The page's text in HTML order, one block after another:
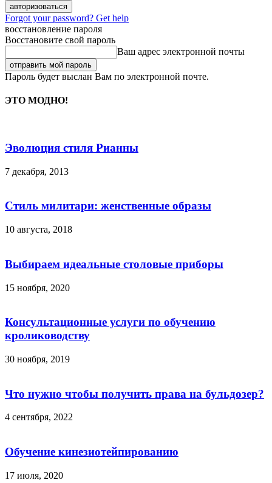
Forgot your password? Get help
восстановление пароля
Восстановите свой пароль
Ваш адрес электронной почты
Пароль будет выслан Вам по электронной почте.
ЭТО МОДНО!
Эволюция стиля Рианны
7 декабря, 2013
Стиль милитари: женственные образы
10 августа, 2018
Выбираем идеальные столовые приборы
15 ноября, 2020
Консультационные услуги по обучению
кролиководству
30 ноября, 2019
Что нужно чтобы получить права на бульдозер?
4 сентября, 2022
Обучение кинезиотейпированию
17 июля, 2020